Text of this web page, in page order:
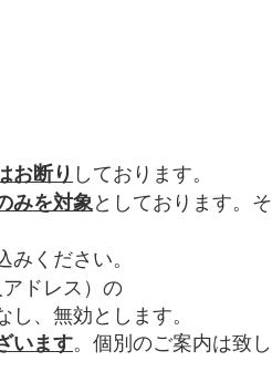
お断り しております。
みを対象としております。そ
みください。
ドレス）の
、無効とします。
います。個別のご案内は致し